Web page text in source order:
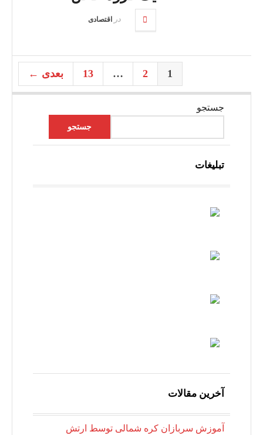
در اقتصادی
1
2
…
13 بعدی ←
جستجو
جستجو
تبلیغات
آخرین مقالات
آموزش سربازان کره شمالی توسط ارتش